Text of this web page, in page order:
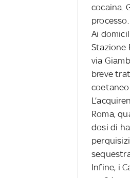
cocaina.
processo.
Ai
Stazione
via
breve
Roma,
dosi di
Infine, i